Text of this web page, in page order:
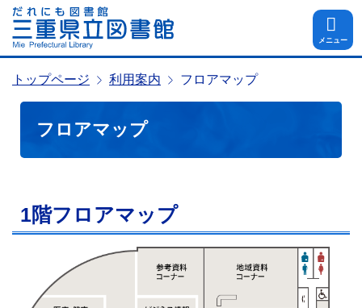
メニュー
トップページ 利用案内 フロアマップ
フロアマップ
1階フロアマップ